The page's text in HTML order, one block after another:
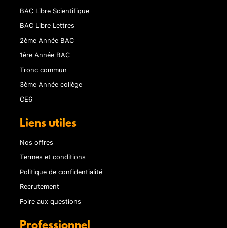
BAC Libre Scientifique
BAC Libre Lettres
2ème Année BAC
1ère Année BAC
Tronc commun
3ème Année collège
CE6
Liens utiles
Nos offres
Termes et conditions
Politique de confidentialité
Recrutement
Foire aux questions